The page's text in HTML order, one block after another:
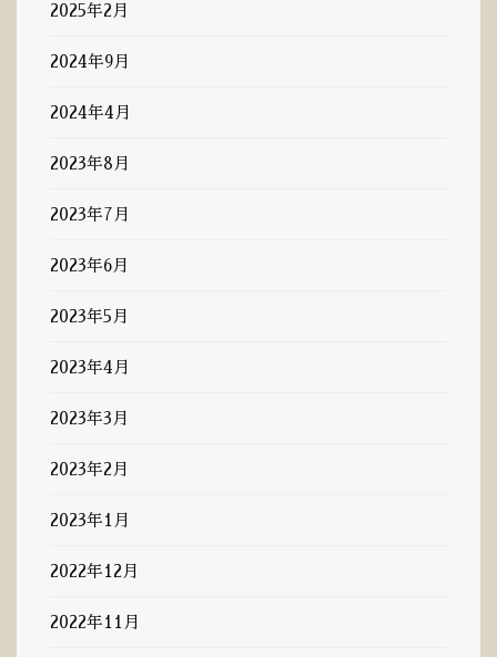
2025年2月
2024年9月
2024年4月
2023年8月
2023年7月
2023年6月
2023年5月
2023年4月
2023年3月
2023年2月
2023年1月
2022年12月
2022年11月